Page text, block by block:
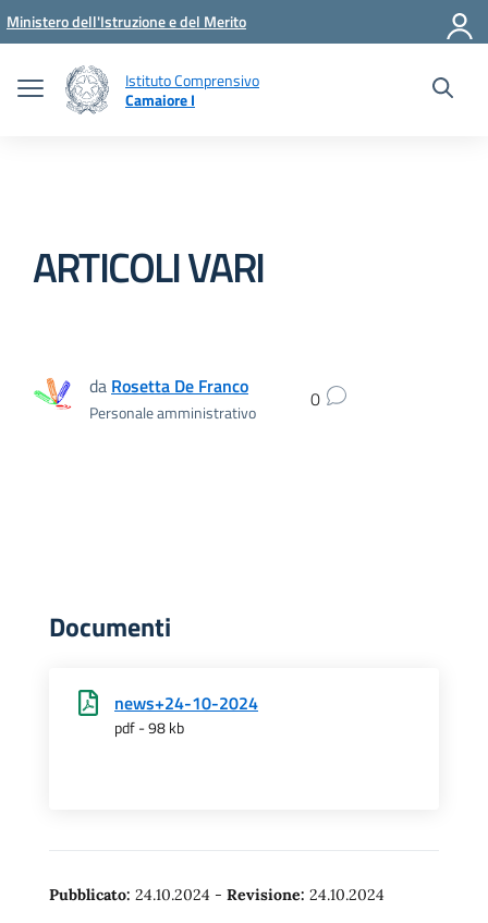
Vai ai contenuti
Vai al menu di navigazione
Vai al footer
Ministero dell'Istruzione e del Merito
Istituto Comprensivo
Camaiore I
ARTICOLI VARI
da Rosetta De Franco
Personale amministrativo 0
Documenti
news+24-10-2024
pdf - 98 kb
Pubblicato: 24.10.2024 - Revisione: 24.10.2024